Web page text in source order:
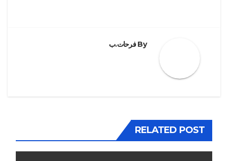
By فرحات.ب
RELATED POST